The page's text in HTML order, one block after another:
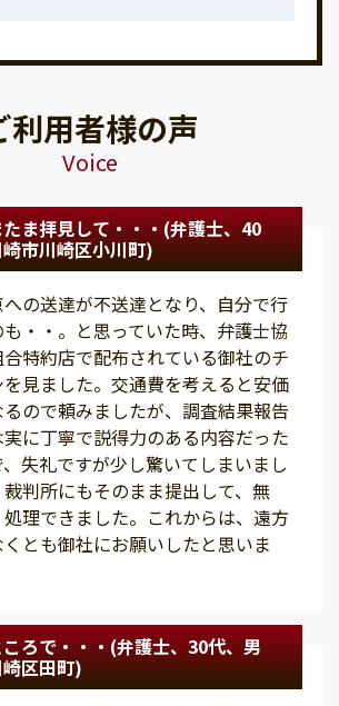
利用者様の声
Voice
ま拝見して・・・(弁護士、40
市川崎区小川町)
への送達が不送達となり、自分で行
も・・。と思っていた時、弁護士協
合特約店で配布されている御社のチ
を見ました。交通費を考えると安価
るので頼みましたが、調査結果報告
に丁寧で説得力のある内容だった
失礼ですが少し驚いてしまいまし
裁判所にもそのまま提出して、無
処理できました。これからは、遠方
くとも御社にお願いしたと思いま
ろで・・・(弁護士、30代、男
区田町)